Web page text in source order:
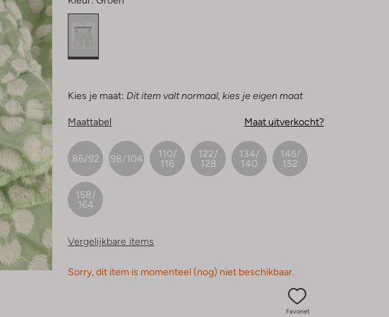
Kies je maat: Dit item valt normaal, kies je eigen maat
Maattabel Maat uitverkocht?
86/92 98/104
110/
116
122/
128
134/
140
146/
152
158/
164
Vergelijkbare items
Sorry, dit item is momenteel (nog) niet beschikbaar.
Favoriet